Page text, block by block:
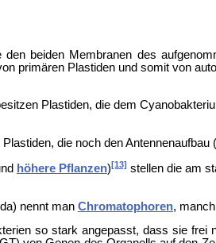
beiden Membranen des
primären Plastiden und somit von
Plastiden, die dem
die noch den Antennenaufbau (
höhere Pflanzen) [13] stellen die am
nennt man Chromatophoren,
so stark angepasst, dass sie